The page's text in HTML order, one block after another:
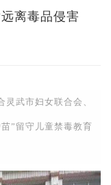
离毒品侵害
武市妇女联合会、
”留守儿童禁毒教育